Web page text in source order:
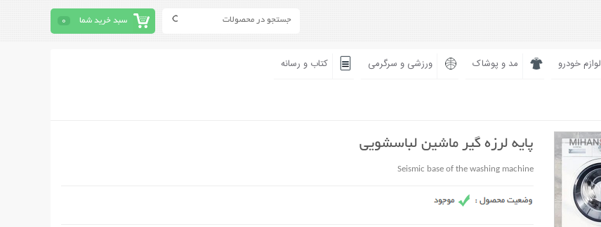
سبد خرید شما 0
لوازم خودرو مد و پوشاک ورزشی و سرگرمی کتاب و رسانه
پایه لرزه گیر ماشین لباسشویی
Seismic base of the washing machine